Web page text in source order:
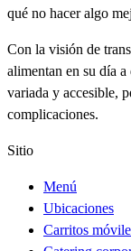
qué no hacer algo
Con la visión de
alimentan en su día
variada y accesible,
complicaciones.
Sitio
Menú
Ubicaciones
Carritos